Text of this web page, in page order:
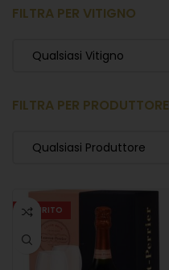
FILTRA PER VITIGNO
Qualsiasi Vitigno
FILTRA PER PRODUTTORE
Qualsiasi Produttore
ESAURITO